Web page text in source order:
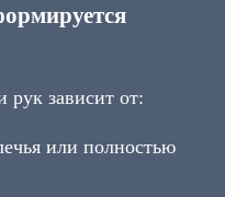
рук зависит от:
или полностью